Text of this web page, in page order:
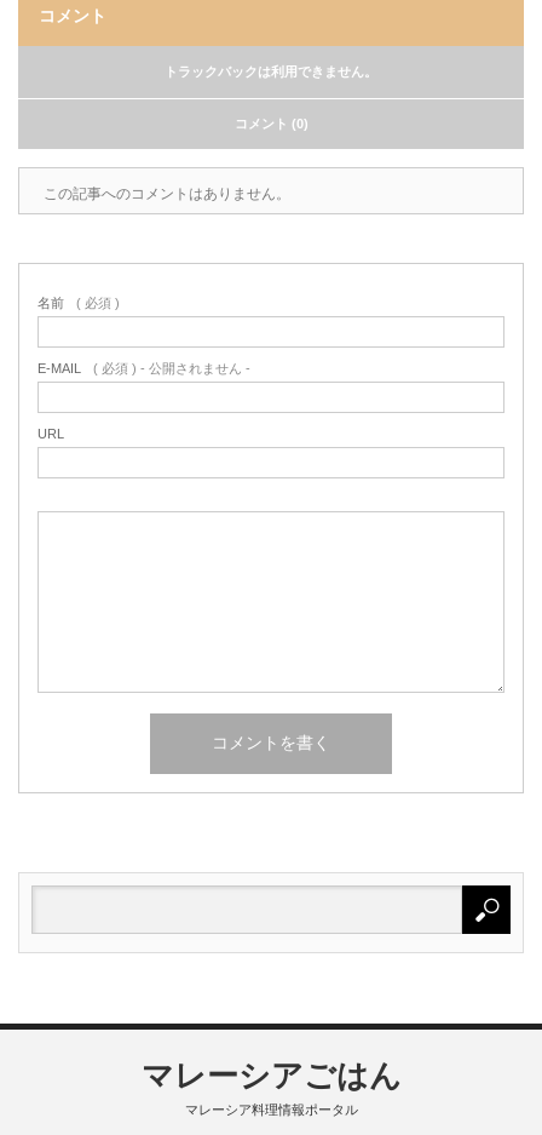
コメント
トラックバックは利用できません。
コメント (0)
この記事へのコメントはありません。
名前 ( 必須 )
E-MAIL ( 必須 ) - 公開されません -
URL
マレーシアごはん
マレーシア料理情報ポータル